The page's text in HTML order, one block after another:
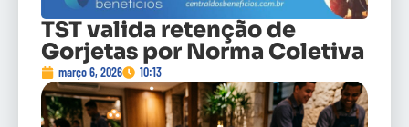
TST valida retenção de
Gorjetas por Norma Coletiva
março 6, 2026 10:13